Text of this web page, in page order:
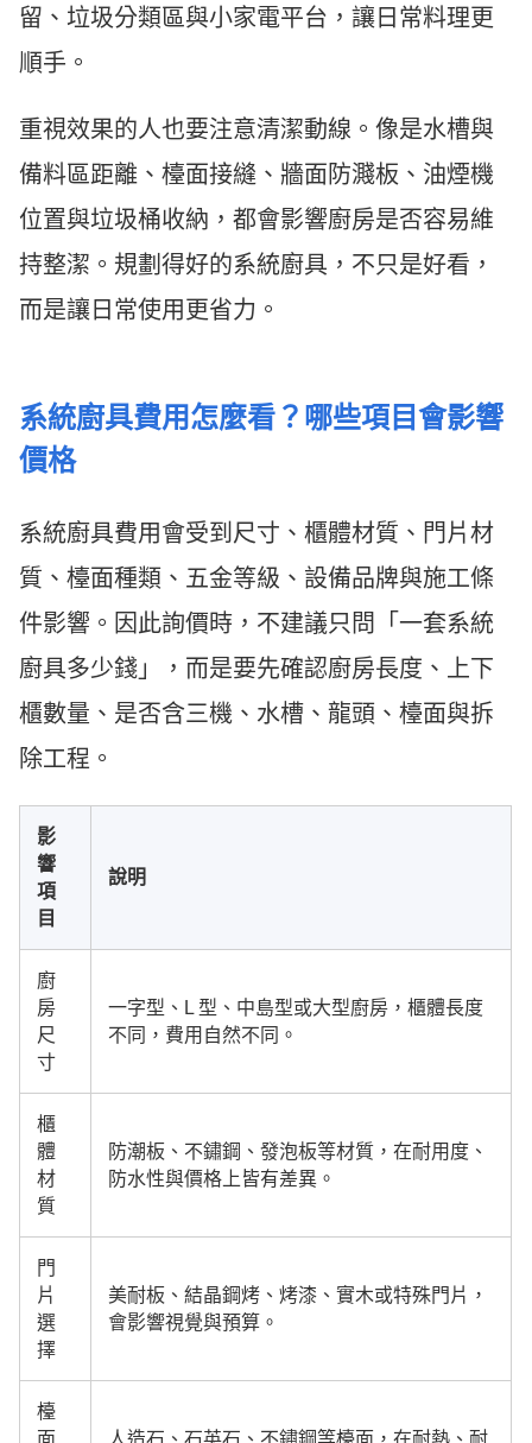
留、垃圾分類區與小家電平台，讓日常料理更
順手。
重視效果的人也要注意清潔動線。像是水槽與
備料區距離、檯面接縫、牆面防濺板、油煙機
位置與垃圾桶收納，都會影響廚房是否容易維
持整潔。規劃得好的系統廚具，不只是好看，
而是讓日常使用更省力。
系統廚具費用怎麼看？哪些項目會影響
價格
系統廚具費用會受到尺寸、櫃體材質、門片材
質、檯面種類、五金等級、設備品牌與施工條
件影響。因此詢價時，不建議只問「一套系統
廚具多少錢」，而是要先確認廚房長度、上下
櫃數量、是否含三機、水槽、龍頭、檯面與拆
除工程。
影
響
項
目
說明
廚
房
尺
寸
一字型、L 型、中島型或大型廚房，櫃體長度
不同，費用自然不同。
櫃
體
材
質
防潮板、不鏽鋼、發泡板等材質，在耐用度、
防水性與價格上皆有差異。
門
片
選
擇
美耐板、結晶鋼烤、烤漆、實木或特殊門片，
會影響視覺與預算。
檯
面
人造石、石英石、不鏽鋼等檯面，在耐熱、耐